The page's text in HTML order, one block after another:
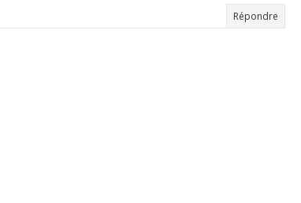
Répondre